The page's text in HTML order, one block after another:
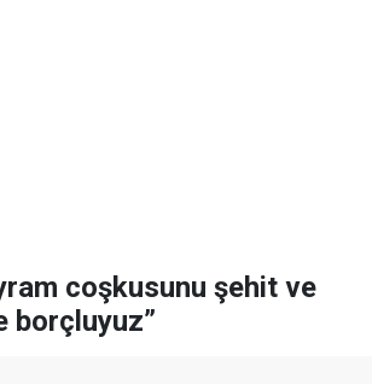
coşkusunu şehit ve
borçluyuz”